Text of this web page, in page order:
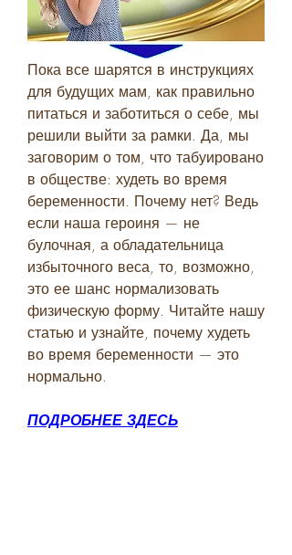
Пока все шарятся в инструкциях
для будущих мам, как правильно
питаться и заботиться о себе, мы
решили выйти за рамки. Да, мы
заговорим о том, что табуировано
в обществе: худеть во время
беременности. Почему нет? Ведь
если наша героиня — не
булочная, а обладательница
избыточного веса, то, возможно,
это ее шанс нормализовать
физическую форму. Читайте нашу
статью и узнайте, почему худеть
во время беременности — это
нормально.
ПОДРОБНЕЕ ЗДЕСЬ